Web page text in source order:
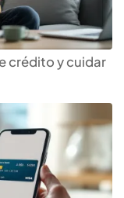
crédito y cuidar